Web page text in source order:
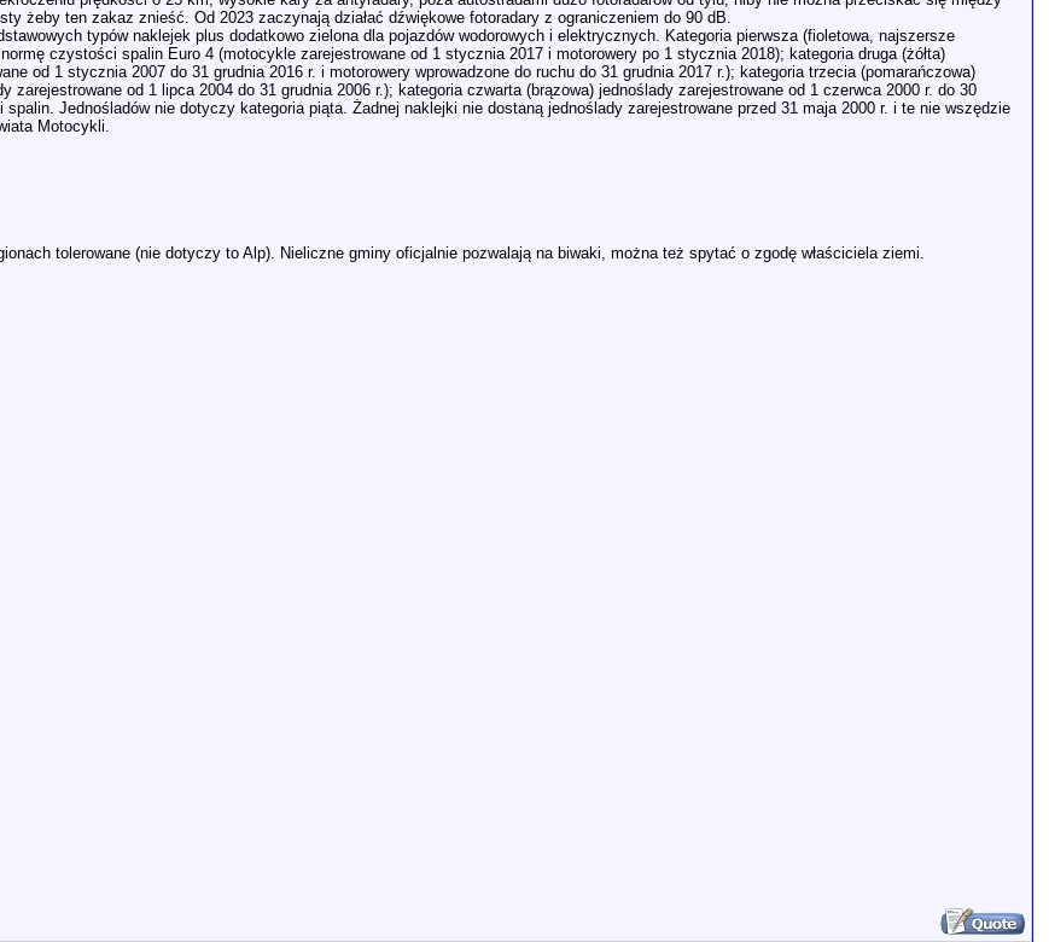
żeby ten zakaz znieść. Od 2023 zaczynają działać dźwiękowe fotoradary z ograniczeniem do 90 dB.
typów naklejek plus dodatkowo zielona dla pojazdów wodorowych i elektrycznych. Kategoria pierwsza (fioletowa, najszersze
czystości spalin Euro 4 (motocykle zarejestrowane od 1 stycznia 2017 i motorowery po 1 stycznia 2018); kategoria druga (żółta)
od 1 stycznia 2007 do 31 grudnia 2016 r. i motorowery wprowadzone do ruchu do 31 grudnia 2017 r.); kategoria trzecia (pomarańczowa)
zarejestrowane od 1 lipca 2004 do 31 grudnia 2006 r.); kategoria czwarta (brązowa) jednoślady zarejestrowane od 1 czerwca 2000 r. do 30
Jednośladów nie dotyczy kategoria piąta. Żadnej naklejki nie dostaną jednoślady zarejestrowane przed 31 maja 2000 r. i te nie wszędzie
Motocykli.
tolerowane (nie dotyczy to Alp). Nieliczne gminy oficjalnie pozwalają na biwaki, można też spytać o zgodę właściciela ziemi.